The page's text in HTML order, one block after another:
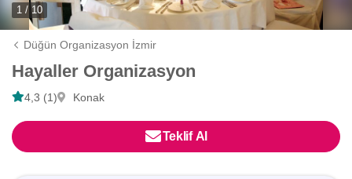
1 / 10
Düğün Organizasyon İzmir
Hayaller Organizasyon
4,3 (1) Konak
Teklif Al